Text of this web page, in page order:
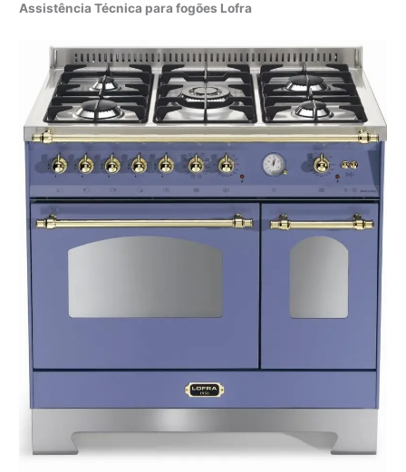
Assistência Técnica para fogões Lofra